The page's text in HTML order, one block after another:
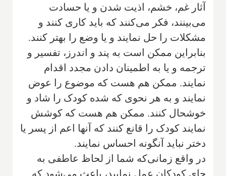
آثار غم، خشم، اذیت شدن و یا حسادت
می‌بینند، فکر می‌کنند که باید کاری کنند و
مشکلات را حل نمایند و یا‌ وضع را بهتر کنند.
بنابراین ممکن است به پند و اندرز، تفسیر و
ترجمه و یا به اطمینان دادن مجدد اقدام
نمایند. ممکن هم هست که موضوع را عوض
نمایند و به هر نحوی که شده کودک را شاد و
خوشحال کنند. ممکن هم هست که کوشش
نمایند کودک را قانع کنند که آنها اعم از پسر یا
دختر نباید آنگونه احساس نمایند.
در واقع زمانی‌که شما از لحاظ عاطفی به
جای کودکان عمل نمایید، باعث می‌شود که